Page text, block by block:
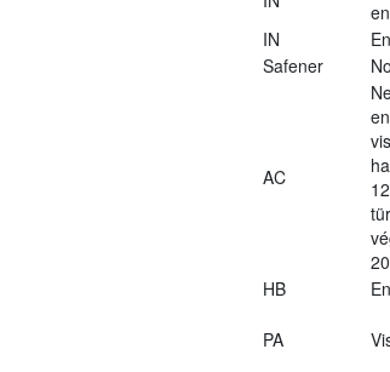
IN
Safener
AC
HB
PA